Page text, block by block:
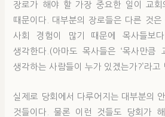
장로가 해야 할 가장 중요한 일이 교회
때문이다. 대부분의 장로들은 다른 것
사회 경험이 많기 때문에 목사들
생각한다.(아마도 목사들은 ‘목사만큼
생각하는 사람들이 누가 있겠는가?’라고
실제로 당회에서 다루어지는 대부분의
것들이다. 물론 이런 것들도 당회가